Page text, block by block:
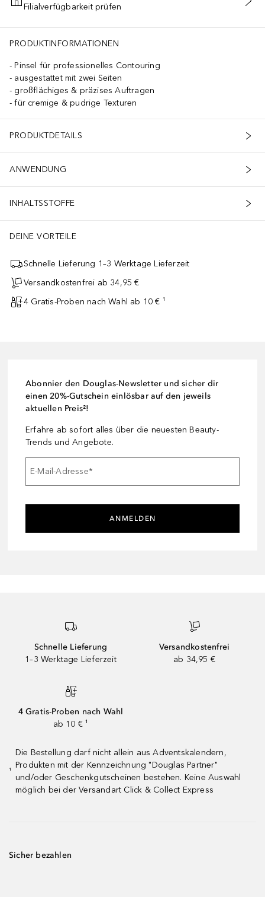
IN DEN WARENKORB
Filialverfügbarkeit prüfen
PRODUKTINFORMATIONEN
Pinsel für professionelles Contouring
ausgestattet mit zwei Seiten
großflächiges & präzises Auftragen
für cremige & pudrige Texturen
PRODUKTDETAILS
ANWENDUNG
INHALTSSTOFFE
DEINE VORTEILE
Schnelle Lieferung 1–3 Werktage Lieferzeit
Versandkostenfrei ab 34,95 €
4 Gratis-Proben nach Wahl ab 10 € ¹
Abonnier den Douglas-Newsletter und sicher dir
einen 20%-Gutschein einlösbar auf den jeweils
aktuellen Preis²!
Erfahre ab sofort alles über die neuesten Beauty-
Trends und Angebote.
E-Mail-Adresse*
ANMELDEN
Schnelle Lieferung
1–3 Werktage Lieferzeit
Versandkostenfrei
ab 34,95 €
4 Gratis-Proben nach Wahl
ab 10 € ¹
¹
Die Bestellung darf nicht allein aus Adventskalendern,
Produkten mit der Kennzeichnung "Douglas Partner"
und/oder Geschenkgutscheinen bestehen. Keine Auswahl
möglich bei der Versandart Click & Collect Express
Sicher bezahlen